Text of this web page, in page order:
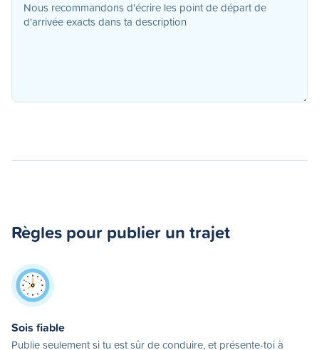
Règles pour publier un trajet
Sois fiable
Publie seulement si tu est sûr de conduire, et présente-toi à